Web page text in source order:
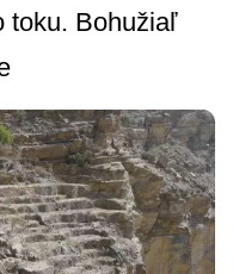
toku. Bohužiaľ